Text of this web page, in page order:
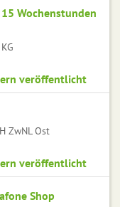
Wochenstunden
veröffentlicht
ZwNL Ost
veröffentlicht
Shop